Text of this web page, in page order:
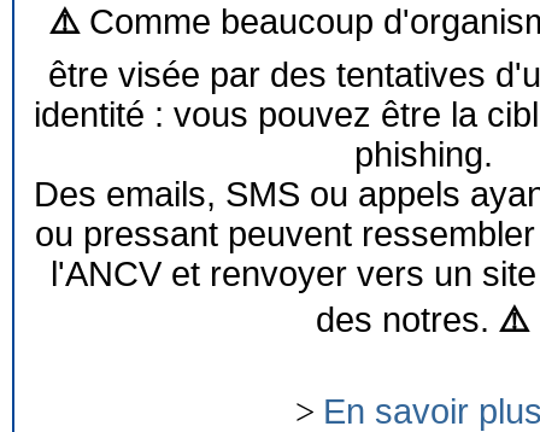
⚠️ Comme beaucoup
être visée par des tentatives
identité : vous pouvez être la
phishing.
Des emails, SMS ou appels
ou pressant peuvent
l'ANCV et renvoyer vers un
des notres. ⚠️
> En savoir